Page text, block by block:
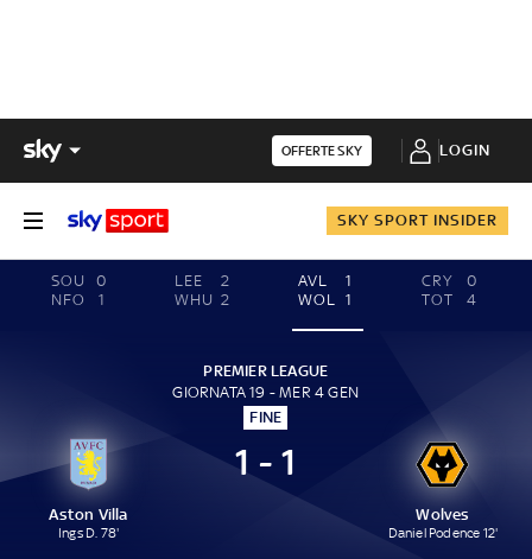
OFFERTE SKY LOGIN
SKY SPORT INSIDER
SOU
0
NFO
1
LEE
2
WHU 2
AVL
1
WOL
1
CRY
0
TOT
4
PREMIER LEAGUE
GIORNATA 19 - MER 4 GEN
FINE
Aston Villa
Ings D. 78'
1 - 1
Wolves
Daniel Podence 12'